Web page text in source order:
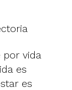
por vida
es
es